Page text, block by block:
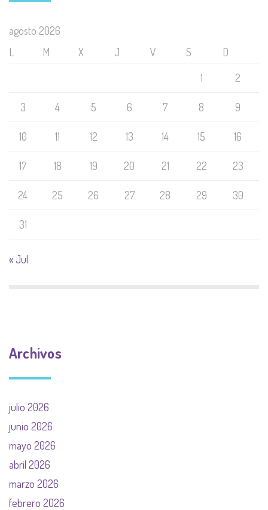
agosto 2026
L
M X J V S
D
1
2
3 4 5 6 7 8 9
10 11 12 13 14 15 16
17 18 19 20 21 22 23
24 25 26 27 28 29 30
31
« Jul
Archivos
julio 2026
junio 2026
mayo 2026
abril 2026
marzo 2026
febrero 2026